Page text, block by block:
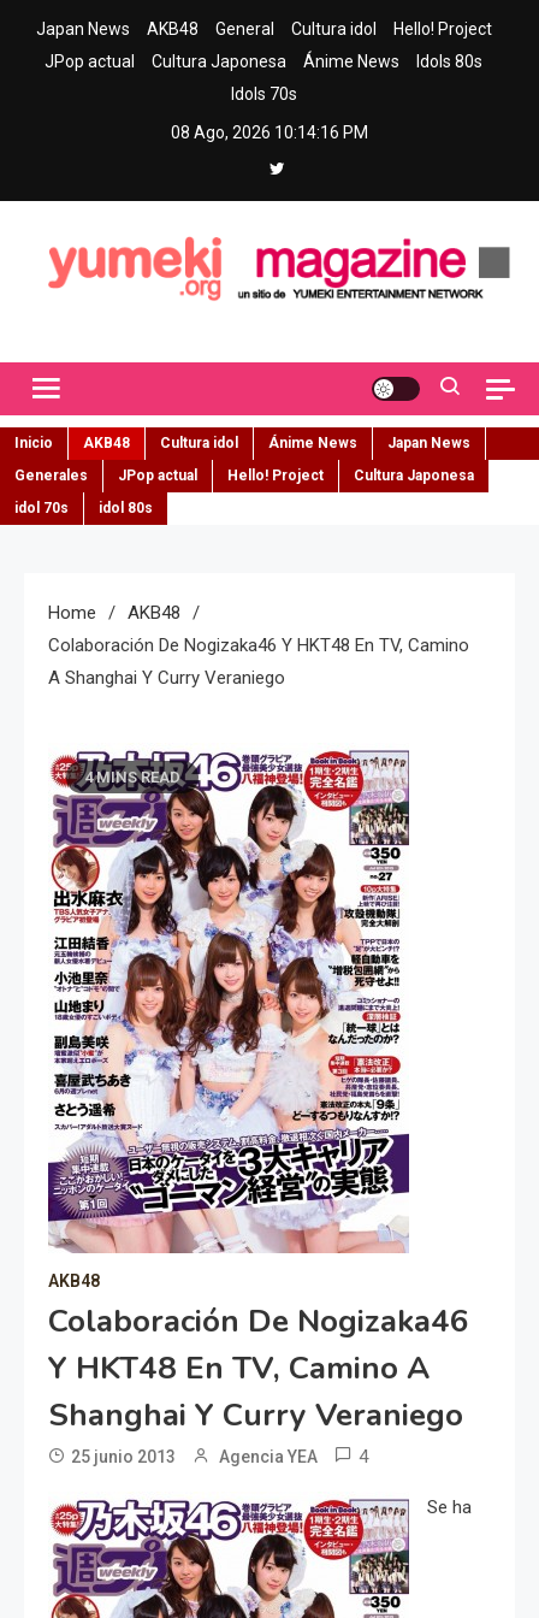
Japan News AKB48 General Cultura idol
Hello! Project
JPop actual
Cultura Japonesa Ánime News
Idols 80s
Idols 70s
08 Ago, 2026 10:14:18 PM
Inicio AKB48 Cultura idol Ánime News
Japan News
Generales
JPop actual Hello! Project
Cultura Japonesa
idol 70s
idol 80s
Home
AKB48
Colaboración De Nogizaka46 Y HKT48 En TV, Camino
A Shanghai Y Curry Veraniego
4 MINS READ
AKB48
Colaboración De Nogizaka46
Y HKT48 En TV, Camino A
Shanghai Y Curry Veraniego
25 junio 2013 Agencia YEA 4
Se ha